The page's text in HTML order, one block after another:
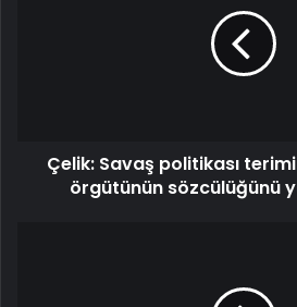
Çelik: Savaş politikası
örgütünün sözcülüğünü